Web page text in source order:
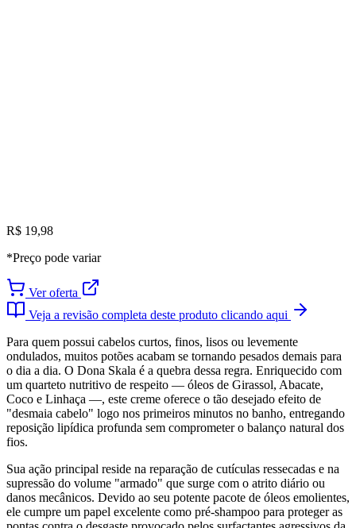
R$ 19,98
*Preço pode variar
Ver oferta
Veja a revisão completa deste produto clicando aqui
Para quem possui cabelos curtos, finos, lisos ou levemente
ondulados, muitos potões acabam se tornando pesados demais para
o dia a dia. O Dona Skala é a quebra dessa regra. Enriquecido com
um quarteto nutritivo de respeito — óleos de Girassol, Abacate,
Coco e Linhaça —, este creme oferece o tão desejado efeito de
"desmaia cabelo" logo nos primeiros minutos no banho, entregando
reposição lipídica profunda sem comprometer o balanço natural dos
fios.
Sua ação principal reside na reparação de cutículas ressecadas e na
supressão do volume "armado" que surge com o atrito diário ou
danos mecânicos. Devido ao seu potente pacote de óleos emolientes,
ele cumpre um papel excelente como pré-shampoo para proteger as